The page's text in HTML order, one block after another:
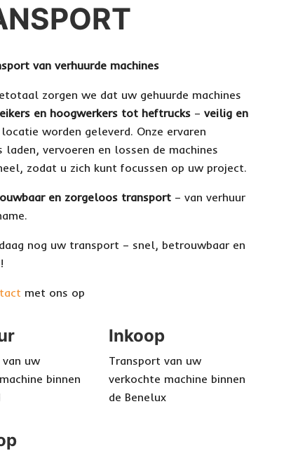
van verhuurde machines
zorgen we dat uw gehuurde machines
en hoogwerkers tot heftrucks –veilig en
worden geleverd. Onze ervaren
laden, vervoeren en lossen de machines
zodat u zich kunt focussen op uw project.
en zorgeloos transport – van verhuur
nog uw transport – snel, betrouwbaar en
met ons op
uw
binnen
Inkoop
Transport van uw
verkochte machine binnen
de Benelux